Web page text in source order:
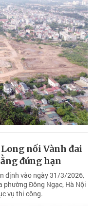
nối Vành đai
đúng hạn
định vào ngày 31/3/2026,
phường Đông Ngạc, Hà Nội
vụ thi công.